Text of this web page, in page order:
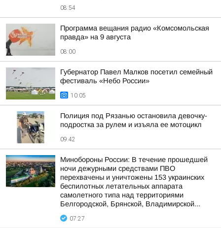
08:54
Программа вещания радио «Комсомольская
правда» на 9 августа
08:00
Губернатор Павел Малков посетил семейный
фестиваль «Небо России»
10:05
Полиция под Рязанью остановила девочку-
подростка за рулем и изъяла ее мотоцикл
09:42
Минобороны России: В течение прошедшей
ночи дежурными средствами ПВО
перехвачены и уничтожены 153 украинских
беспилотных летательных аппарата
самолетного типа над территориями
Белгородской, Брянской, Владимирской...
07:27